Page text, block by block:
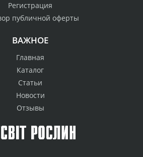
Регистрация
публичной оферты
ВАЖНОЕ
Главная
Каталог
Статьи
Новости
Отзывы